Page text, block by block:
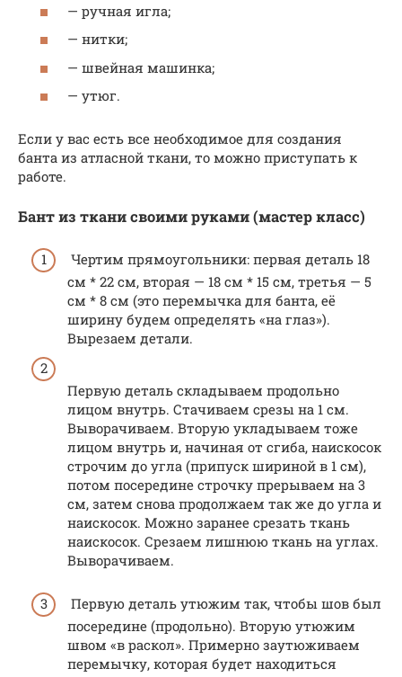
— ручная игла;
— нитки;
— швейная машинка;
— утюг.
Если у вас есть все необходимое для создания
банта из атласной ткани, то можно приступать к
работе.
Бант из ткани своими руками (мастер класс)
Чертим прямоугольники: первая деталь 18
см * 22 см, вторая — 18 см * 15 см, третья — 5
см * 8 см (это перемычка для банта, её
ширину будем определять «на глаз»).
Вырезаем детали.
Первую деталь складываем продольно
лицом внутрь. Стачиваем срезы на 1 см.
Выворачиваем. Вторую укладываем тоже
лицом внутрь и, начиная от сгиба, наискосок
строчим до угла (припуск шириной в 1 см),
потом посередине строчку прерываем на 3
см, затем снова продолжаем так же до угла и
наискосок. Можно заранее срезать ткань
наискосок. Срезаем лишнюю ткань на углах.
Выворачиваем.
Первую деталь утюжим так, чтобы шов был
посередине (продольно). Вторую утюжим
швом «в раскол». Примерно заутюживаем
перемычку, которая будет находиться